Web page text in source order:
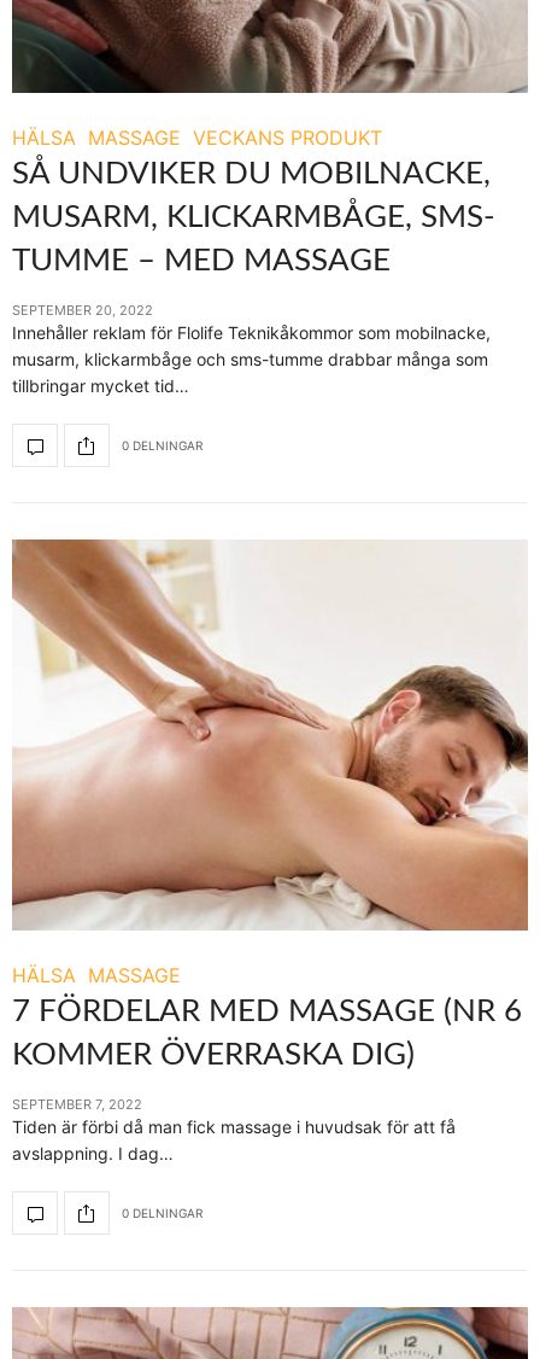
HÄLSA MASSAGE VECKANS PRODUKT
SÅ UNDVIKER DU MOBILNACKE,
MUSARM, KLICKARMBÅGE, SMS-
TUMME – MED MASSAGE
SEPTEMBER 20, 2022
Innehåller reklam för Flolife Teknikåkommor som mobilnacke,
musarm, klickarmbåge och sms-tumme drabbar många som
tillbringar mycket tid…
0 DELNINGAR
HÄLSA MASSAGE
7 FÖRDELAR MED MASSAGE (NR 6
KOMMER ÖVERRASKA DIG)
SEPTEMBER 7, 2022
Tiden är förbi då man fick massage i huvudsak för att få
avslappning. I dag…
0 DELNINGAR